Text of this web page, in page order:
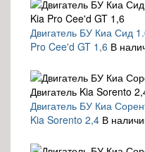
Двигатель БУ Киа Сид
Pro Cee'd GT 1,6 В
Двигатель БУ Киа
Kia Sorento 2,4 В